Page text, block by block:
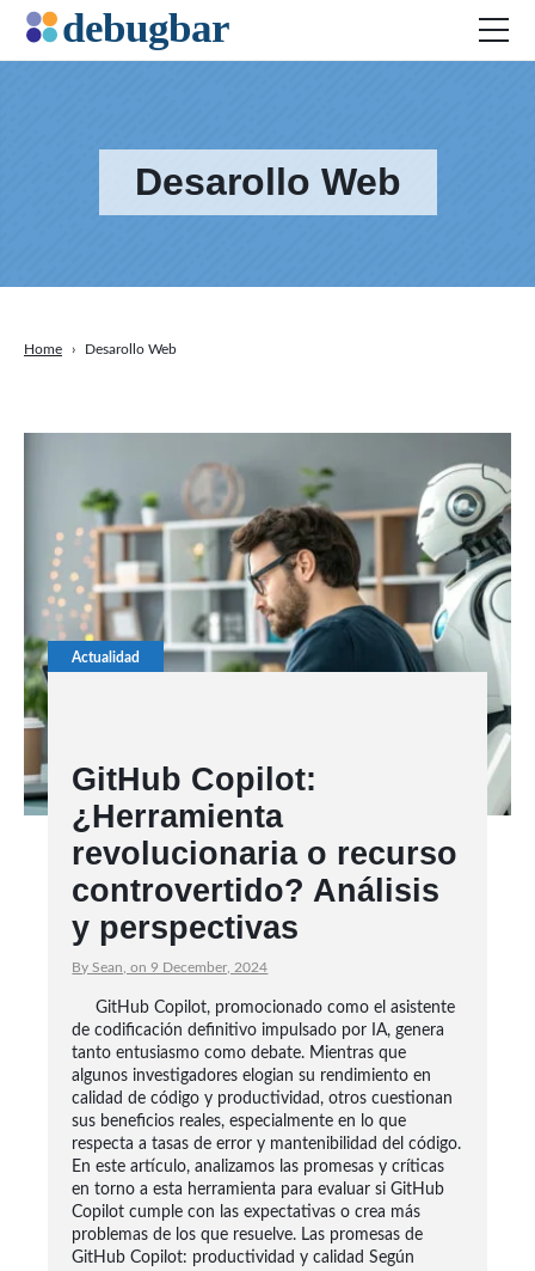
Desarollo Web
Home › Desarollo Web
Actualidad
GitHub Copilot:
¿Herramienta
revolucionaria o recurso
controvertido? Análisis
y perspectivas
By Sean, on 9 December, 2024
GitHub Copilot, promocionado como el asistente
de codificación definitivo impulsado por IA, genera
tanto entusiasmo como debate. Mientras que
algunos investigadores elogian su rendimiento en
calidad de código y productividad, otros cuestionan
sus beneficios reales, especialmente en lo que
respecta a tasas de error y mantenibilidad del código.
En este artículo, analizamos las promesas y críticas
en torno a esta herramienta para evaluar si GitHub
Copilot cumple con las expectativas o crea más
problemas de los que resuelve. Las promesas de
GitHub Copilot: productividad y calidad Según
Actualidad
Marketing Digital
DOWNLOAD DEBUGBAR